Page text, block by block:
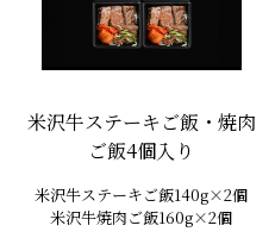
米沢牛ステーキご飯・焼肉
ご飯4個入り
米沢牛ステーキご飯140g×2個
米沢牛焼肉ご飯160g×2個